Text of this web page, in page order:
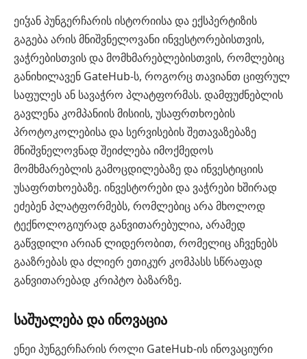
ეიჴან პუნგერჩარის ისტორიისა და ექსპერტიზის
გაგება არის მნიშვნელოვანი ინვესტორებისთვის,
ვაჭრებისთვის და მომხმარებლებისთვის, რომლებიც
განიხილავენ GateHub-ს, როგორც თავიანთ ციფრულ
საფულეს ან სავაჭრო პლატფორმას. დამფუძნებლის
გავლენა კომპანიის მისიის, უსაფრთხოების
პროტოკოლებისა და სერვისების შეთავაზებაზე
მნიშვნელოვნად შეიძლება იმოქმედოს
მომხმარებლის გამოცდილებაზე და ინვესტიციის
უსაფრთხოებაზე. ინვესტორები და ვაჭრები ხშირად
ეძებენ პლატფორმებს, რომლებიც არა მხოლოდ
ტექნოლოგიურად განვითარებულია, არამედ
გაწვდილი არიან ლიდერობით, რომელიც აჩვენებს
გააზრებას და ძლიერ ეთიკურ კომპასს სწრაფად
განვითარებად კრიპტო ბაზარზე.
საშუალება და ინოვაცია
ენეი პუნგერჩარის როლი GateHub-ის ინოვაციური